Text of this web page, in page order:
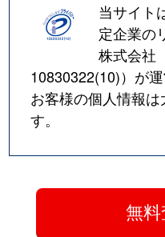
当サイト
定企業の
株式会社
10830322(10)）が
お客様の個人情報
す。